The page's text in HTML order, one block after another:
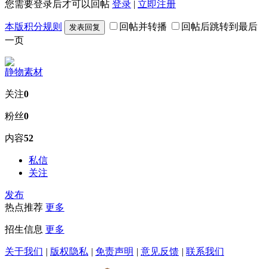
您需要登录后才可以回帖 登录 | 立即注册
本版积分规则 发表回复 回帖并转播
回帖后跳转到最后
一页
静物素材
关注0
粉丝0
内容52
私信
关注
发布
热点推荐 更多
招生信息 更多
关于我们 | 版权隐私 | 免责声明 | 意见反馈 | 联系我们